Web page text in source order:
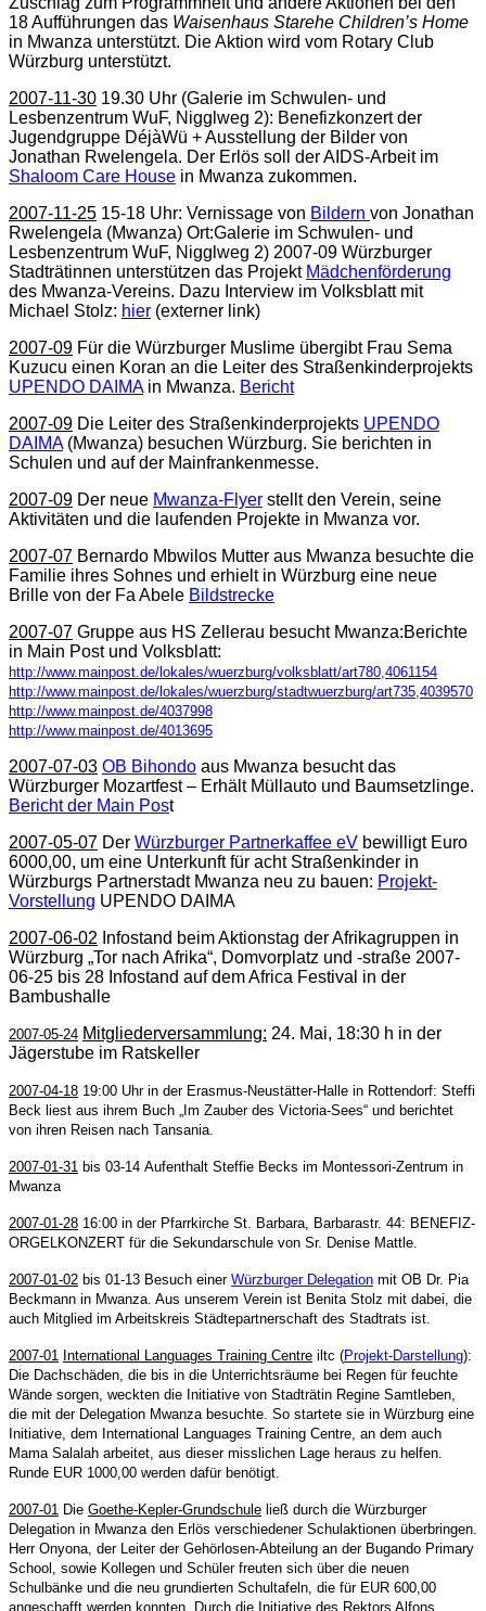
18 Aufführungen das Waisenhaus Starehe Children’s Home
in Mwanza unterstützt. Die Aktion wird vom Rotary Club
Würzburg unterstützt.
2007-11-30 19.30 Uhr (Galerie im Schwulen- und
Lesbenzentrum WuF, Nigglweg 2): Benefizkonzert der
Jugendgruppe DéjàWü + Ausstellung der Bilder von
Jonathan Rwelengela. Der Erlös soll der AIDS-Arbeit im
Shaloom Care House in Mwanza zukommen.
2007-11-25 15-18 Uhr: Vernissage von Bildern von Jonathan
Rwelengela (Mwanza) Ort:Galerie im Schwulen- und
Lesbenzentrum WuF, Nigglweg 2) 2007-09 Würzburger
Stadträtinnen unterstützen das Projekt Mädchenförderung
des Mwanza-Vereins. Dazu Interview im Volksblatt mit
Michael Stolz: hier (externer link)
2007-09 Für die Würzburger Muslime übergibt Frau Sema
Kuzucu einen Koran an die Leiter des Straßenkinderprojekts
UPENDO DAIMAin Mwanza. Bericht
2007-09 Die Leiter des Straßenkinderprojekts UPENDO
DAIMA(Mwanza) besuchen Würzburg. Sie berichten in
Schulen und auf der Mainfrankenmesse.
2007-09 Der neue Mwanza-Flyer stellt den Verein, seine
Aktivitäten und die laufenden Projekte in Mwanza vor.
2007-07 Bernardo Mbwilos Mutter aus Mwanza besuchte die
Familie ihres Sohnes und erhielt in Würzburg eine neue
Brille von der Fa Abele Bildstrecke
2007-07 Gruppe aus HS Zellerau besucht Mwanza:Berichte
in Main Post und Volksblatt:
http://www.mainpost.de/lokales/wuerzburg/volksblatt/art780,4061154
http://www.mainpost.de/lokales/wuerzburg/stadtwuerzburg/art735,4039570
http://www.mainpost.de/4037998
http://www.mainpost.de/4013695
2007-07-03 OB Bihondo aus Mwanza besucht das
Würzburger Mozartfest – Erhält Müllauto und Baumsetzlinge.
Bericht der Main Post
2007-05-07 Der Würzburger Partnerkaffee eV bewilligt Euro
6000,00, um eine Unterkunft für acht Straßenkinder in
Würzburgs Partnerstadt Mwanza neu zu bauen: Projekt-
Vorstellung UPENDO DAIMA
2007-06-02 Infostand beim Aktionstag der Afrikagruppen in
Würzburg „Tor nach Afrika“, Domvorplatz und -straße 2007-
06-25 bis 28 Infostand auf dem Africa Festival in der
Bambushalle
2007-05-24 Mitgliederversammlung: 24. Mai, 18:30 h in der
Jägerstube im Ratskeller
2007-04-18 19:00 Uhr in der Erasmus-Neustätter-Halle in Rottendorf: Steffi
Beck liest aus ihrem Buch „Im Zauber des Victoria-Sees“ und berichtet
von ihren Reisen nach Tansania.
2007-01-31 bis 03-14 Aufenthalt Steffie Becks im Montessori-Zentrum in
Mwanza
2007-01-28 16:00 in der Pfarrkirche St. Barbara, Barbarastr. 44: BENEFIZ-
ORGELKONZERT für die Sekundarschule von Sr. Denise Mattle.
2007-01-02 bis 01-13 Besuch einer Würzburger Delegation mit OB Dr. Pia
Beckmann in Mwanza. Aus unserem Verein ist Benita Stolz mit dabei, die
auch Mitglied im Arbeitskreis Städtepartnerschaft des Stadtrats ist.
2007-01 International Languages Training Centre iltc (Projekt-Darstellung):
Die Dachschäden, die bis in die Unterrichtsräume bei Regen für feuchte
Wände sorgen, weckten die Initiative von Stadträtin Regine Samtleben,
die mit der Delegation Mwanza besuchte. So startete sie in Würzburg eine
Initiative, dem International Languages Training Centre, an dem auch
Mama Salalah arbeitet, aus dieser misslichen Lage heraus zu helfen.
Runde EUR 1000,00 werden dafür benötigt.
2007-01 Die Goethe-Kepler-Grundschule ließ durch die Würzburger
Delegation in Mwanza den Erlös verschiedener Schulaktionen überbringen.
Herr Onyona, der Leiter der Gehörlosen-Abteilung an der Bugando Primary
School, sowie Kollegen und Schüler freuten sich über die neuen
Schulbänke und die neu grundierten Schultafeln, die für EUR 600,00
angeschafft werden konnten. Durch die Initiative des Rektors Alfons